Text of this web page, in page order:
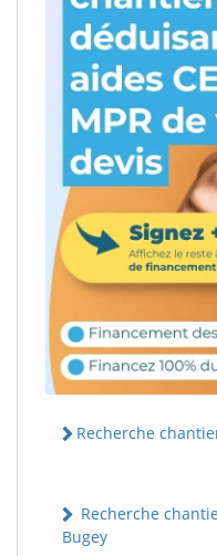
Recherche
Recherche
Bugey